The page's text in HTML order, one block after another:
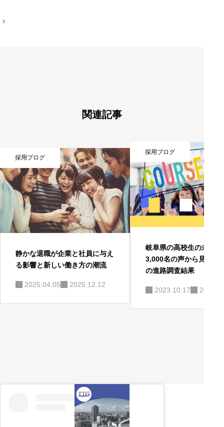
投
関連記事
採用ブログ
静かな退職が企業と社員に与え
る影響と新しい働き方の潮流
2025.04.05 2025.12.12
採用ブログ
岐阜県の高校生の未来
3,000名の声から見える
の進路調査結果
2023.10.17